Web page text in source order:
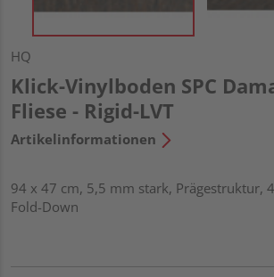
HQ
Klick-Vinylboden SPC
Fliese - Rigid-LVT
Artikelinformationen
94 x 47 cm, 5,5 mm stark, Prägestruktur,
Fold-Down